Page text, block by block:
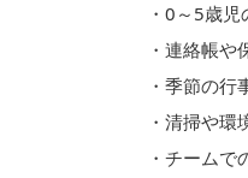
・0～5歳
・連絡帳や
・季節の
・清掃や環
・チーム